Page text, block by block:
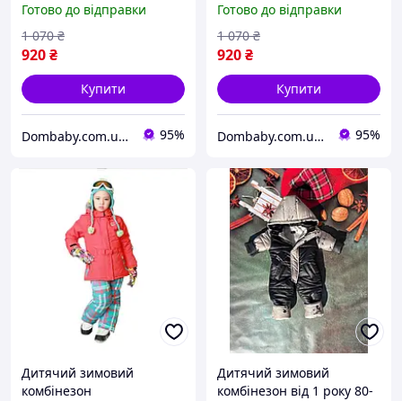
0 до 1,5 років на вовчині
Готово до відправки
920₴
1 070 ₴
Купити
Dombaby.com.ua - інтернет магазин дитячих товарів 95%
0 до 1,5 років на овчині
Готово до відправки
920₴
1 070 ₴
Купити
Dombaby.com.ua - інтернет магазин дитячих товарів 95%
Дитячий зимовий
комбінезон
Дитячий зимовий
комбінезон від 1 року 80-